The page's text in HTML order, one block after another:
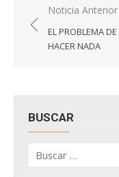
Navegación
de
entradas
Noticia Anterior
EL PROBLEMA
HACER NADA
BUSCAR
por: